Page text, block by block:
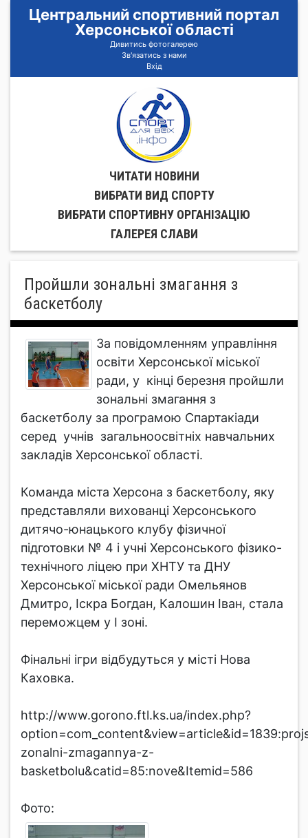
Центральний спортивний портал
Херсонської області
Дивитись фотогалерею
Зв'язатись з нами
Вхід
ЧИТАТИ НОВИНИ
ВИБРАТИ ВИД СПОРТУ
ВИБРАТИ СПОРТИВНУ ОРГАНIЗАЦIЮ
ГАЛЕРЕЯ СЛАВИ
Пройшли зональні змагання з
баскетболу
За повідомленням управління
освіти Херсонської міської
ради, у кінці березня пройшли
зональні змагання з
баскетболу за програмою Спартакіади
серед учнів загальноосвітніх навчальних
закладів Херсонської області.
Команда міста Херсона з баскетболу, яку
представляли вихованці Херсонського
дитячо-юнацького клубу фізичної
підготовки № 4 і учні Херсонського фізико-
технічного ліцею при ХНТУ та ДНУ
Херсонської міської ради Омельянов
Дмитро, Іскра Богдан, Калошин Іван, стала
переможцем у І зоні.
Фінальні ігри відбудуться у місті Нова
Каховка.
http://www.gorono.ftl.ks.ua/index.php?
zonalni-zmagannya-z-
basketbolu&catid=85:nove&Itemid=586
Фото: